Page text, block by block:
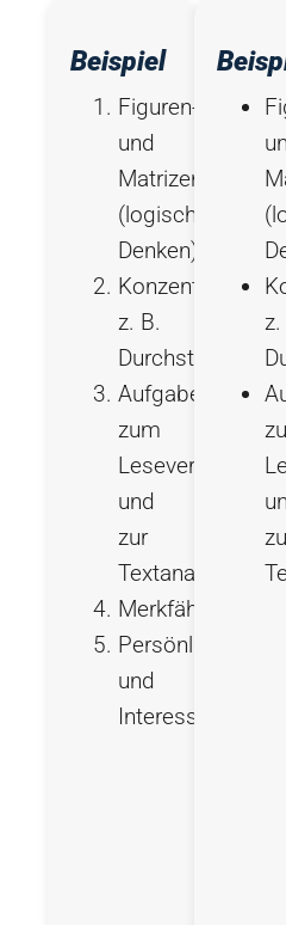
Beispiel
Figuren-
und
(logisches
Denken)
z. B.
Aufgaben
zum
Leseverständnis
und
zur
Textanalyse
Persönlichkeits-
und
z.